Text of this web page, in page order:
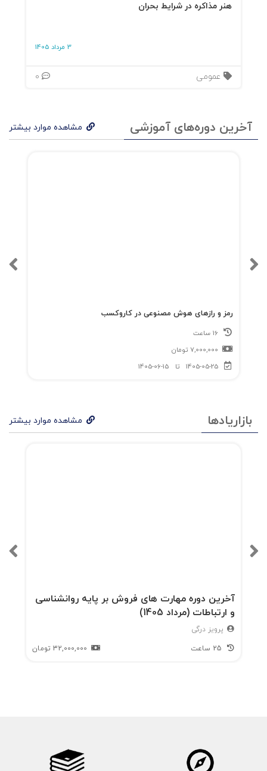
هنر مذاکره در شرایط بحران
3 مرداد 1405
عمومی
آخرین دوره‌های آموزشی مشاهده موارد بیشتر
رمز و رازهای هوش مصنوعی در کاروکسب
7,000,000 تومان
1405-05-25
تا 1405-06-15
بازاریادها مشاهده موارد بیشتر
آخرین دوره مهارت های فروش بر پایه روانشناسی
و ارتباطات (مرداد 1405)
پرویز درگی
32,000,000 تومان